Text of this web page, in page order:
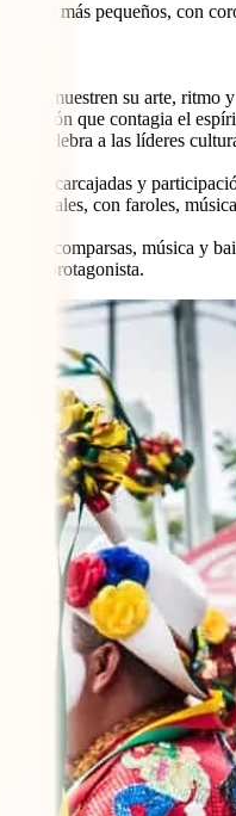
los más pequeños, con
muestren su arte, ritmo
que contagia el
celebra a las líderes
de carcajadas y
con faroles,
con comparsas, música y
es protagonista.